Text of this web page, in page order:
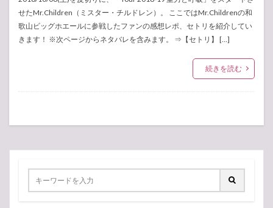
せたMr.Children（ミスター・チルドレン）。 ここではMr.Childrenの和
歌山ビッグホエールに参戦したファンの感想レポ、セトリを紹介してい
きます！ ※次ページからネタバレを含みます。 ⇒【セトリ】 […]
続きを読む